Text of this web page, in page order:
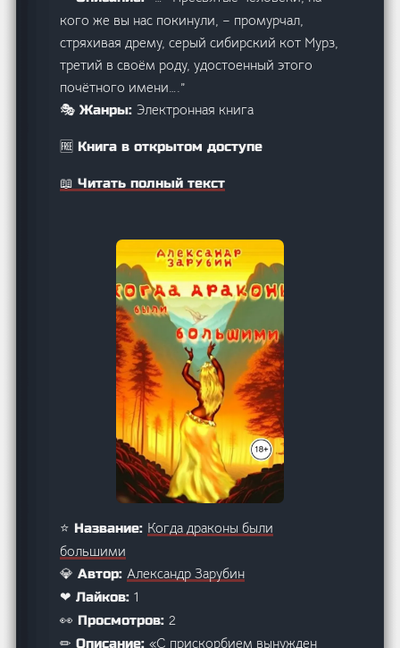
кого же вы нас покинули, – промурчал,
стряхивая дрему, серый сибирский кот Мурз,
третий в своём роду, удостоенный этого
почётного имени….”
🎭 Жанры: Электронная книга
🆓 Книга в открытом доступе
📖 Читать полный текст
⭐ Название: Когда драконы были
большими
💎 Автор:Александр Зарубин
❤ Лайков:1
👀 Просмотров:2
✏ Описание:«С прискорбием вынужден